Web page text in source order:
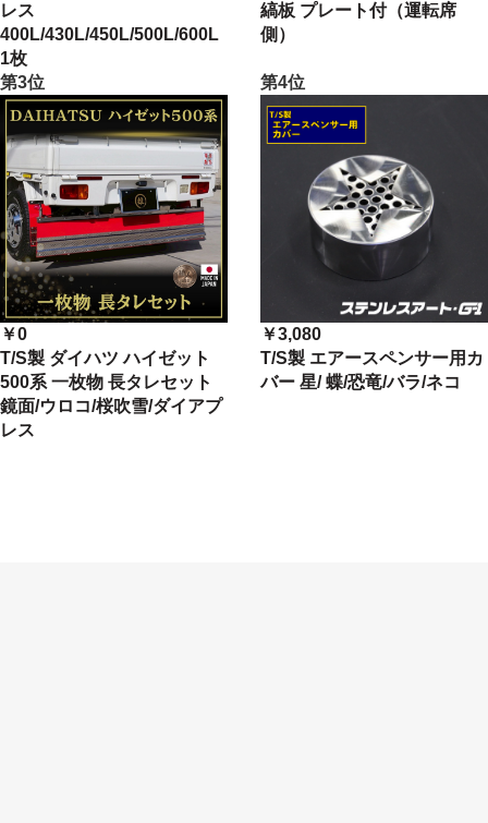
レス
400L/430L/450L/500L/600L
1枚
縞板 プレート付（運転席
側）
第3位
￥0
T/S製 ダイハツ ハイゼット
500系 一枚物 長タレセット
鏡面/ウロコ/桜吹雪/ダイアプ
レス
第4位
￥3,080
T/S製 エアースペンサー用カ
バー 星/ 蝶/恐竜/バラ/ネコ